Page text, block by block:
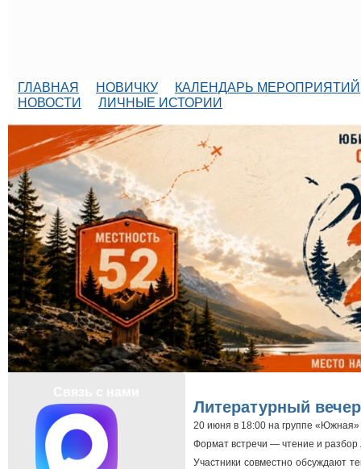
ГЛАВНАЯ НОВИЧКУ
КАЛЕНДАРЬ МЕРОПРИЯТИЙ
НОВОСТИ
ЛИЧНЫЕ ИСТОРИИ
Литературный
20 июня в 18:00 на группе
Формат встречи — чтение и
Участники совместно обсуждают